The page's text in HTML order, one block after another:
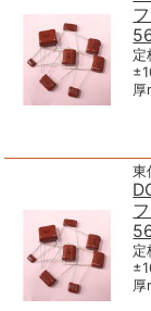
定
厚
東
定
厚